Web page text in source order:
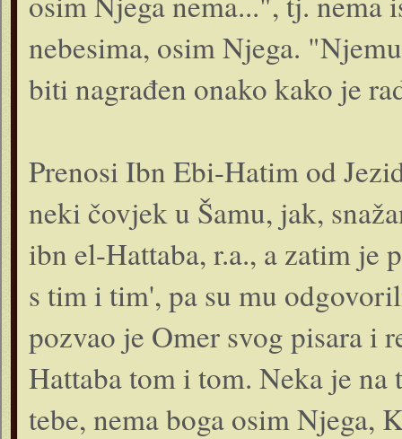
nebesima, osim Njega.
biti nagrađen onako kako je
Prenosi Ibn Ebi-Hatim od
neki čovjek u Šamu, jak,
ibn el-Hattaba, r.a., a zatim je
s tim i tim', pa su mu
pozvao je Omer svog pisara i
Hattaba tom i tom. Neka je
tebe, nema boga osim Njega,